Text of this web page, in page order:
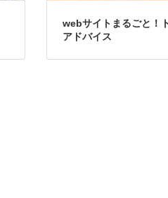
webサイトまるごと！
アドバイス